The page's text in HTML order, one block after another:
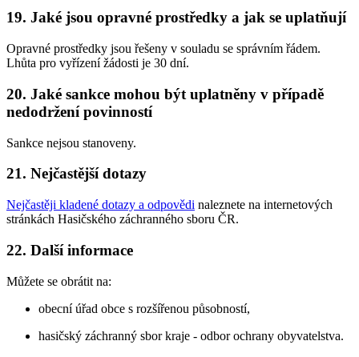
19. Jaké jsou opravné prostředky a jak se uplatňují
Opravné prostředky jsou řešeny v souladu se správním řádem.
Lhůta pro vyřízení žádosti je 30 dní.
20. Jaké sankce mohou být uplatněny v případě
nedodržení povinností
Sankce nejsou stanoveny.
21. Nejčastější dotazy
Nejčastěji kladené dotazy a odpovědi naleznete na internetových
stránkách Hasičského záchranného sboru ČR.
22. Další informace
Můžete se obrátit na:
obecní úřad obce s rozšířenou působností,
hasičský záchranný sbor kraje - odbor ochrany obyvatelstva.